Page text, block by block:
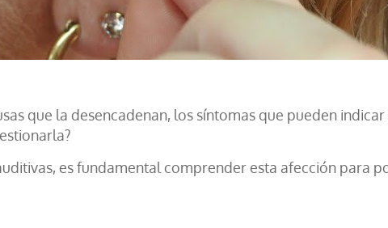
que la desencadenan, los síntomas que pueden
es fundamental comprender esta afección para